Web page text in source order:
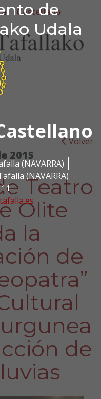
de
Udala
(NAVARRA)
(NAVARRA)
de
Castellano
Volver
2015
Teatro
Olite
la
de
de